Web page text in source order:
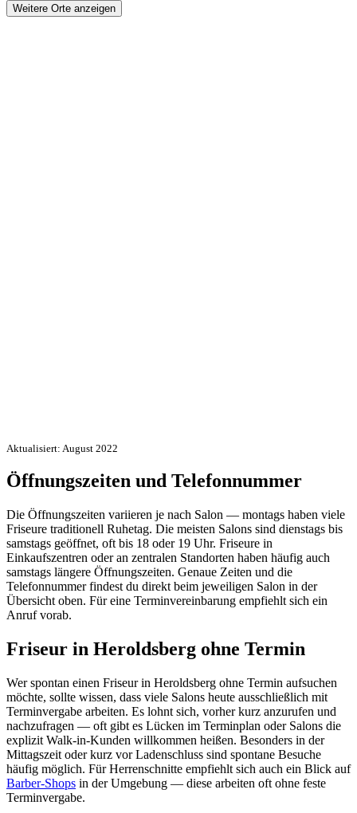
Weitere Orte anzeigen
Aktualisiert: August 2022
Öffnungszeiten und Telefonnummer
Die Öffnungszeiten variieren je nach Salon — montags haben viele
Friseure traditionell Ruhetag. Die meisten Salons sind dienstags bis
samstags geöffnet, oft bis 18 oder 19 Uhr. Friseure in
Einkaufszentren oder an zentralen Standorten haben häufig auch
samstags längere Öffnungszeiten. Genaue Zeiten und die
Telefonnummer findest du direkt beim jeweiligen Salon in der
Übersicht oben. Für eine Terminvereinbarung empfiehlt sich ein
Anruf vorab.
Friseur in Heroldsberg ohne Termin
Wer spontan einen Friseur in Heroldsberg ohne Termin aufsuchen
möchte, sollte wissen, dass viele Salons heute ausschließlich mit
Terminvergabe arbeiten. Es lohnt sich, vorher kurz anzurufen und
nachzufragen — oft gibt es Lücken im Terminplan oder Salons die
explizit Walk-in-Kunden willkommen heißen. Besonders in der
Mittagszeit oder kurz vor Ladenschluss sind spontane Besuche
häufig möglich. Für Herrenschnitte empfiehlt sich auch ein Blick auf
Barber-Shops in der Umgebung — diese arbeiten oft ohne feste
Terminvergabe.